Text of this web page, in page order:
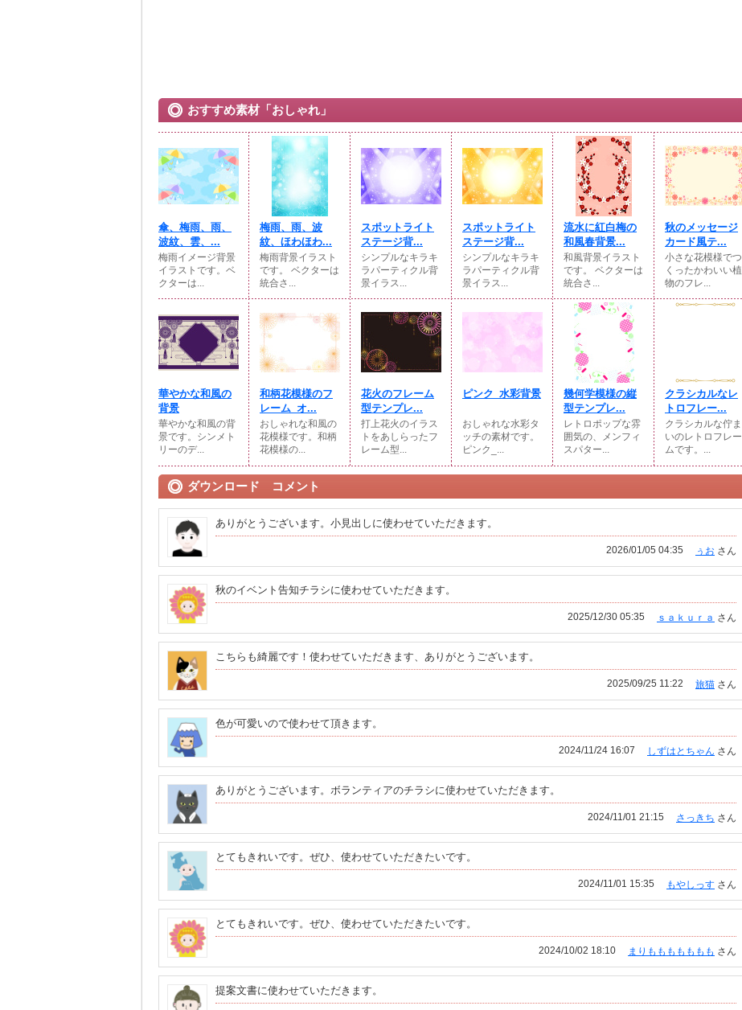
おすすめ素材「おしゃれ」
傘、梅雨、雨、
波紋、雲、...
梅雨イメージ背景
イラストです。ベ
クターは...
梅雨、雨、波
紋、ほわほわ...
梅雨背景イラスト
です。 ベクターは
統合さ...
スポットライト
ステージ背...
シンプルなキラキ
ラパーティクル背
景イラス...
スポットライト
ステージ背...
シンプルなキラキ
ラパーティクル背
景イラス...
流水に紅白梅の
和風春背景...
和風背景イラスト
です。 ベクターは
統合さ...
秋のメッセージ
カード風テ...
小さな花模様でつ
くったかわいい植
物のフレ...
華やかな和風の
背景
華やかな和風の背
景です。シンメト
リーのデ...
和柄花模様のフ
レーム_オ...
おしゃれな和風の
花模様です。和柄
花模様の...
花火のフレーム
型テンプレ...
打上花火のイラス
トをあしらったフ
レーム型...
ピンク_水彩背景
おしゃれな水彩タ
ッチの素材です。
ピンク_...
幾何学模様の縦
型テンプレ...
レトロポップな雰
囲気の、メンフィ
スパター...
クラシカルなレ
トロフレー...
クラシカルな佇ま
いのレトロフレー
ムです。...
ダウンロード コメント
ありがとうございます。小見出しに使わせていただきます。
ぅお さん
2026/01/05 04:35
秋のイベント告知チラシに使わせていただきます。
ｓａｋｕｒａ さん
2025/12/30 05:35
こちらも綺麗です！使わせていただきます、ありがとうございます。
旅猫 さん
2025/09/25 11:22
色が可愛いので使わせて頂きます。
しずはとちゃん さん
2024/11/24 16:07
ありがとうございます。ボランティアのチラシに使わせていただきます。
さっきち さん
2024/11/01 21:15
とてもきれいです。ぜひ、使わせていただきたいです。
もやしっす さん
2024/11/01 15:35
とてもきれいです。ぜひ、使わせていただきたいです。
まりももももももも さん
2024/10/02 18:10
提案文書に使わせていただきます。